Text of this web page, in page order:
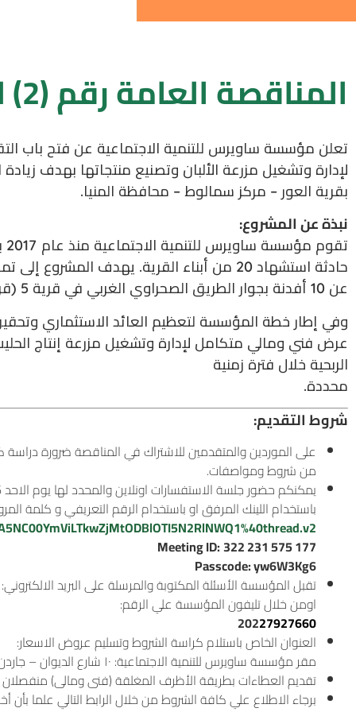
المناقصة العامة رقم (2) لسنة 2025
تعلن مؤسسة ساويرس للتنمية الاجتماعية عن فتح باب التقديم
لإدارة وتشغيل مزرعة الألبان وتصنيع منتجاتها بهدف زيادة
بقرية العور – مركز سمالوط – محافظة المنيا.
نبذة عن المشروع:
حادثة استشهاد 20 من أبناء القرية. يهدف
عن 10 أفدنة بجوار الطريق الصحراوي الغربي في قرية 5 (قرية العزيمة) مركز سمالوط، وتم إنشاء مزرعة متكاملة تضم مزرعة أبقار ومزرعة نباتية.
وفي إطار خطة المؤسسة لتعظيم العائد الاستثماري
عرض فني ومالي متكامل لإدارة وتشغيل مزرعة إنتاج
الربحية خلال فترة زمنية
محددة.
شروط التقديم:
على الموردين والمتقدمين للاشتراك في المناقصة ضرورة
من شروط ومواصفات.
يمكنكم حضور جلسة الاستفسارات اونلاين والمحدد لها يوم الاحد 26 اكتوبر 2025 الساعة 12 ظ ” الثانية عشر ظهراً ” عبر ميكروسوفت تيمز (Microsoft Teams)
باستخدام اللينك المرفق او باستخدام الرقم التعريفي و كلمة
Meeting ID:322 231 575 177
Passcode: yw6W3Kg6
تقبل المؤسسة الأسئلة المكتوبة والمرسلة على البريد الالكتروني:
اومن خلال تليفون المؤسسة علي الرقم:
20227927660
العنوان الخاص باستلام كراسة الشروط وتسليم عروض الاسعار:
مقر مؤسسة ساويرس للتنمية الاجتماعية: ١٠ شارع الديوان – جاردن سيتى – القاهرة.
تقديم العطاءات بطريقة الأظرف المغلقة (فنى ومالى) منفصلان
برجاء الاطلاع علي كافة الشروط من خلال الرابط التالي علما